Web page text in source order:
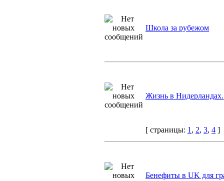
Школа за рубежом
Жизнь в
[ страницы: 1 , 2, 3, 4 ]
Бенефиты в UK для